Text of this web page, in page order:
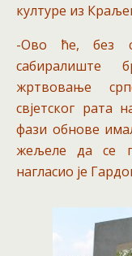
културе из
-Ово ће, без
сабиралиште
жртвовање
свјетског рата
фази обнове
жељеле да се
нагласио је